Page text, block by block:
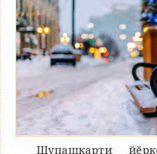
Шупашкарти